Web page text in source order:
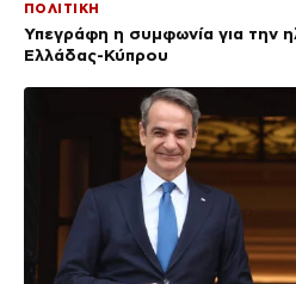
ΠΟΛΙΤΙΚΗ
Υπεγράφη η συμφωνία για την
Ελλάδας-Κύπρου